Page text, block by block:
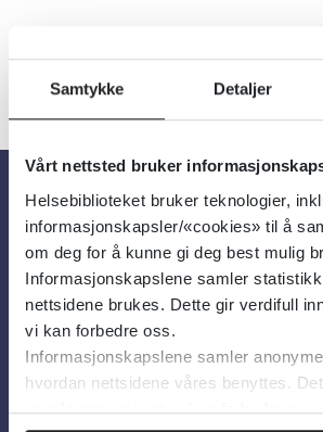
Samtykke Detaljer
Vårt nettsted bruker
Helsebiblioteket bruker teknologier,
informasjonskapsler/«cookies» til å
om deg for å kunne gi deg best mulig
Informasjonskapslene samler
nettsidene brukes. Dette gir verdifull
vi kan forbedre oss.
Informasjonskapslene samler
hvordan nettsidene våres benyttes.
innsikt som gjør at vi kan forbedre oss.
Om oss
Om Helsebiblioteket
Personvern og
Tilgjengelighetserklæring
Information in English